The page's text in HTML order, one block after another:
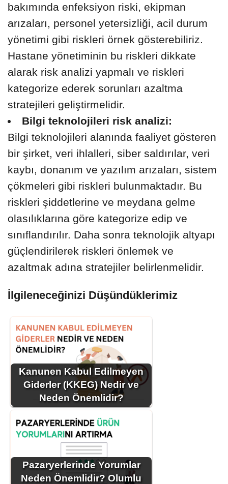
bakımında enfeksiyon riski, ekipman
arızaları, personel yetersizliği, acil durum
yönetimi gibi riskleri örnek gösterebiliriz.
Hastane yönetiminin bu riskleri dikkate
alarak risk analizi yapmalı ve riskleri
kategorize ederek sorunları azaltma
stratejileri geliştirmelidir.
Bilgi teknolojileri risk analizi:
Bilgi teknolojileri alanında faaliyet gösteren
bir şirket, veri ihlalleri, siber saldırılar, veri
kaybı, donanım ve yazılım arızaları, sistem
çökmeleri gibi riskleri bulunmaktadır. Bu
riskleri şiddetlerine ve meydana gelme
olasılıklarına göre kategorize edip ve
sınıflandırılır. Daha sonra teknolojik altyapı
güçlendirilerek riskleri önlemek ve
azaltmak adına stratejiler belirlenmelidir.
İlgileneceğinizi Düşündüklerimiz
Kanunen Kabul Edilmeyen
Giderler (KKEG) Nedir ve
Neden Önemlidir?
Pazaryerlerinde Yorumlar
Neden Önemlidir? Olumlu